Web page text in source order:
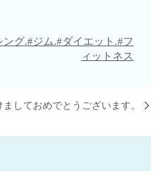
グ.#ジム.#ダイエット.#フ
ィットネス
ましておめでとうございます。